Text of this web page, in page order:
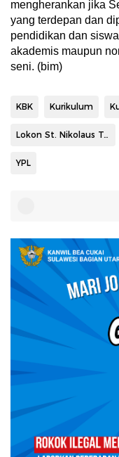
mengherankan jika
yang terdepan dan
pendidikan dan
akademis maupun
seni. (bim)
KBK Kurikulum
Lokon St. Nikolaus Tomohon
YPL